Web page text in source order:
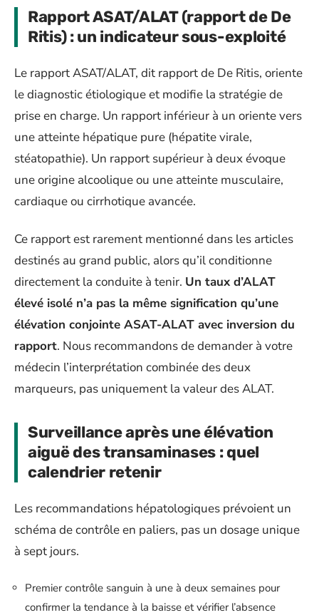
Rapport ASAT/ALAT (rapport de De
Ritis) : un indicateur sous-exploité
Le rapport ASAT/ALAT, dit rapport de De Ritis, oriente
le diagnostic étiologique et modifie la stratégie de
prise en charge. Un rapport inférieur à un oriente vers
une atteinte hépatique pure (hépatite virale,
stéatopathie). Un rapport supérieur à deux évoque
une origine alcoolique ou une atteinte musculaire,
cardiaque ou cirrhotique avancée.
Ce rapport est rarement mentionné dans les articles
destinés au grand public, alors qu’il conditionne
directement la conduite à tenir. Un taux d’ALAT
élevé isolé n’a pas la même signification qu’une
élévation conjointe ASAT-ALAT avec inversion du
rapport. Nous recommandons de demander à votre
médecin l’interprétation combinée des deux
marqueurs, pas uniquement la valeur des ALAT.
Surveillance après une élévation
aiguë des transaminases : quel
calendrier retenir
Les recommandations hépatologiques prévoient un
schéma de contrôle en paliers, pas un dosage unique
à sept jours.
Premier contrôle sanguin à une à deux semaines pour
confirmer la tendance à la baisse et vérifier l’absence